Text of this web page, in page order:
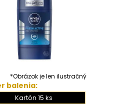
*Obrázok je len ilustračný
balenia:
Kartón 15 ks